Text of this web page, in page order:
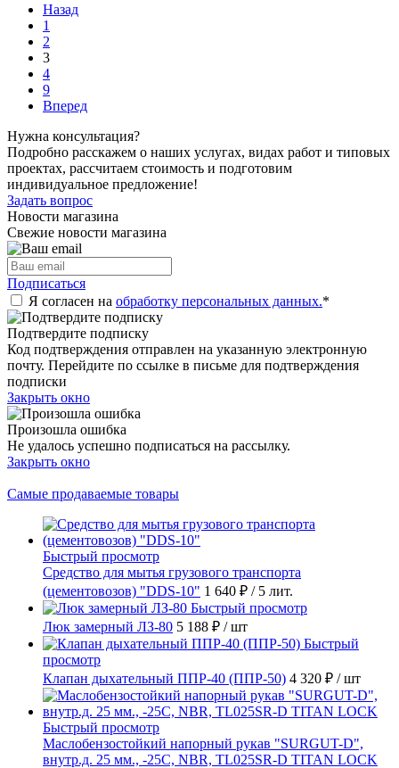
Назад
1
2
3
4
9
Вперед
Нужна консультация?
Подробно расскажем о наших услугах, видах работ и типовых
проектах, рассчитаем стоимость и подготовим
индивидуальное предложение!
Задать вопрос
Новости магазина
Свежие новости магазина
Подписаться
Я согласен на обработку персональных данных.*
Подтвердите подписку
Код подтверждения отправлен на указанную электронную
почту. Перейдите по ссылке в письме для подтверждения
подписки
Закрыть окно
Произошла ошибка
Не удалось успешно подписаться на рассылку.
Закрыть окно
Самые продаваемые товары
Быстрый просмотр
Средство для мытья грузового транспорта
(цементовозов) "DDS-10" 1 640 ₽ / 5 лит.
Быстрый просмотр
Люк замерный ЛЗ-80 5 188 ₽ / шт
Быстрый
просмотр
Клапан дыхательный ППР-40 (ППР-50) 4 320 ₽ / шт
Быстрый просмотр
Маслобензостойкий напорный рукав "SURGUT-D",
внутр.д. 25 мм., -25C, NBR, TL025SR-D TITAN LOCK